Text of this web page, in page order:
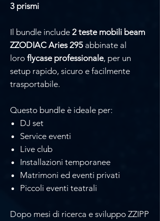
3 prismi
Il bundle include 2 teste mobili beam
ZZODIAC Aries 295 abbinate al
loro flycase professionale, per un
setup rapido, sicuro e facilmente
trasportabile.
Questo bundle è ideale per:
DJ set
Service eventi
Live club
Installazioni temporanee
Matrimoni ed eventi privati
Piccoli eventi teatrali
Dopo mesi di ricerca e sviluppo ZZIPP